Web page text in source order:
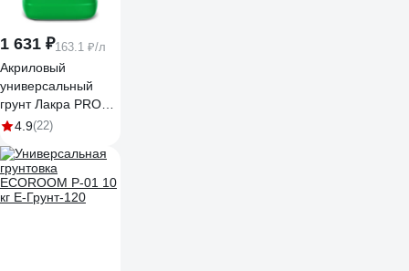
1 631 ₽163.1 ₽/л
Акриловый
универсальный
грунт Лакра PROF
IT 10 кг
4.9(22)